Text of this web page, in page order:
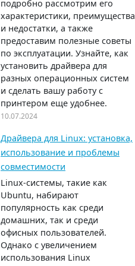
подробно рассмотрим его
характеристики, преимущества
и недостатки, а также
предоставим полезные советы
по эксплуатации. Узнайте, как
установить драйвера для
разных операционных систем
и сделать вашу работу с
принтером еще удобнее.
10.07.2024
Драйвера для Linux: установка,
использование и проблемы
совместимости
Linux-системы, такие как
Ubuntu, набирают
популярность как среди
домашних, так и среди
офисных пользователей.
Однако с увеличением
использования Linux